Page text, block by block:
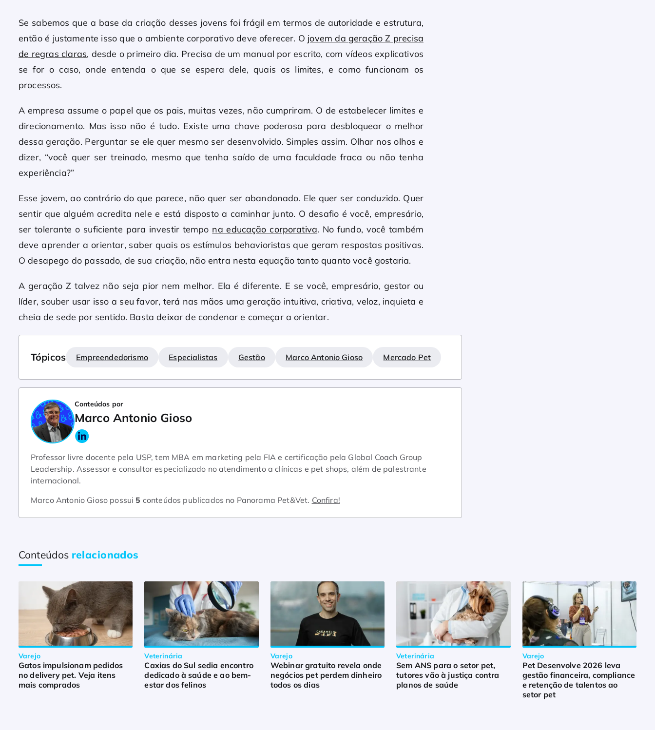
Se sabemos que a base da criação desses jovens foi frágil em termos de autoridade e estrutura,
então é justamente isso que o ambiente corporativo deve oferecer. O jovem da geração Z precisa
de regras claras, desde o primeiro dia. Precisa de um manual por escrito, com vídeos explicativos
se for o caso, onde entenda o que se espera dele, quais os limites, e como funcionam os
processos.
A empresa assume o papel que os pais, muitas vezes, não cumpriram. O de estabelecer limites e
direcionamento. Mas isso não é tudo. Existe uma chave poderosa para desbloquear o melhor
dessa geração. Perguntar se ele quer mesmo ser desenvolvido. Simples assim. Olhar nos olhos e
dizer, “você quer ser treinado, mesmo que tenha saído de uma faculdade fraca ou não tenha
experiência?”
Esse jovem, ao contrário do que parece, não quer ser abandonado. Ele quer ser conduzido. Quer
sentir que alguém acredita nele e está disposto a caminhar junto. O desafio é você, empresário,
ser tolerante o suficiente para investir tempo na educação corporativa. No fundo, você também
deve aprender a orientar, saber quais os estímulos behavioristas que geram respostas positivas.
O desapego do passado, de sua criação, não entra nesta equação tanto quanto você gostaria.
A geração Z talvez não seja pior nem melhor. Ela é diferente. E se você, empresário, gestor ou
líder, souber usar isso a seu favor, terá nas mãos uma geração intuitiva, criativa, veloz, inquieta e
cheia de sede por sentido. Basta deixar de condenar e começar a orientar.
Tópicos Empreendedorismo Especialistas Gestão Marco Antonio Gioso Mercado Pet
Conteúdos por
Marco Antonio Gioso
Professor livre docente pela USP, tem MBA em marketing pela FIA e certificação pela Global Coach Group
Leadership. Assessor e consultor especializado no atendimento a clínicas e pet shops, além de palestrante
internacional.
Marco Antonio Gioso possui 5 conteúdos publicados no Panorama Pet&Vet. Confira!
Conteúdos relacionados
Varejo
Gatos impulsionam pedidos
no delivery pet. Veja itens
mais comprados
Veterinária
Caxias do Sul sedia encontro
dedicado à saúde e ao bem-
estar dos felinos
Varejo
Webinar gratuito revela onde
negócios pet perdem dinheiro
todos os dias
Veterinária
Sem ANS para o setor pet,
tutores vão à justiça contra
planos de saúde
Varejo
Pet Desenvolve 2026 leva
gestão financeira, compliance
e retenção de talentos ao
setor pet